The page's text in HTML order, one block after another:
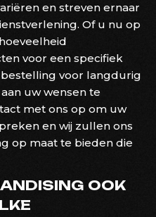
en streven ernaar
Of u nu op
voor een specifiek
voor langdurig
uw wensen te
met ons op om uw
en wij zullen ons
op maat te bieden die
OOK